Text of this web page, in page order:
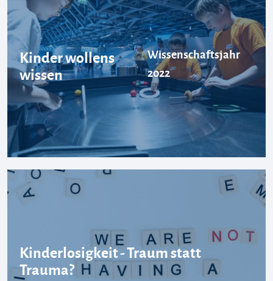
Kinder wollens
wissen
Wissenschaftsjahr
2022
Kinderlosigkeit - Traum statt
Trauma?